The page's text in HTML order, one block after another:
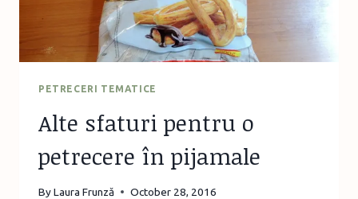
PETRECERI TEMATICE
Alte sfaturi pentru o
petrecere în pijamale
ByLaura Frunză October 28, 2016